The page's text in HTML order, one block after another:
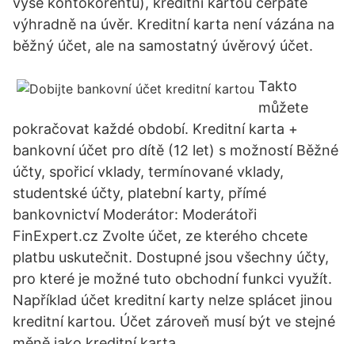
výhradně na úvěr. Kreditní karta není vázána na
běžný účet, ale na samostatný úvěrový účet.
Takto
můžete
pokračovat každé období. Kreditní karta +
bankovní účet pro dítě (12 let) s možností Běžné
účty, spořicí vklady, termínované vklady,
studentské účty, platební karty, přímé
bankovnictví Moderátor: Moderátoři
FinExpert.cz Zvolte účet, ze kterého chcete
platbu uskutečnit. Dostupné jsou všechny účty,
pro které je možné tuto obchodní funkci využít.
Například účet kreditní karty nelze splácet jinou
kreditní kartou. Účet zároveň musí být ve stejné